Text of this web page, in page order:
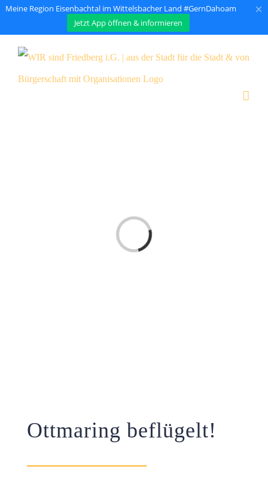
Meine Region Eisenbachtal im Wittelsbacher Land #GernDahoam
Jetzt App öffnen & informieren
×
Laden...
Ottmaring beflügelt!